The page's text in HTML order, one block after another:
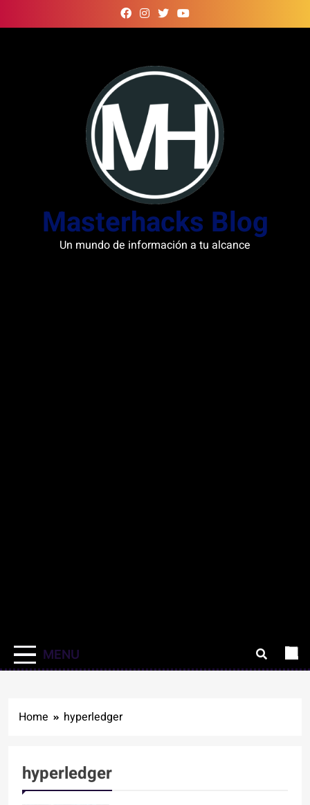
to
Masterhacks Blog
Un mundo de información a tu alcance
MENU
Home hyperledger
hyperledger